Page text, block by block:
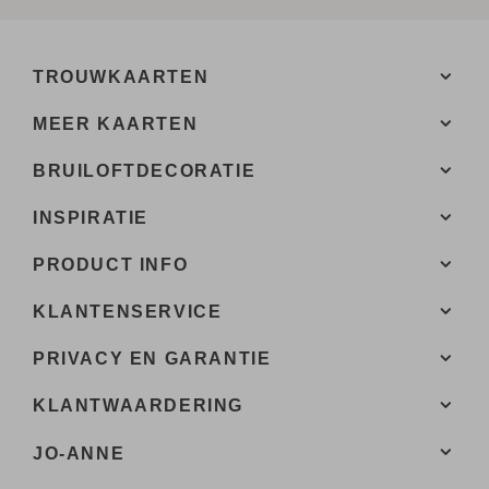
TROUWKAARTEN
MEER KAARTEN
BRUILOFTDECORATIE
INSPIRATIE
PRODUCT INFO
KLANTENSERVICE
PRIVACY EN GARANTIE
KLANTWAARDERING
JO-ANNE